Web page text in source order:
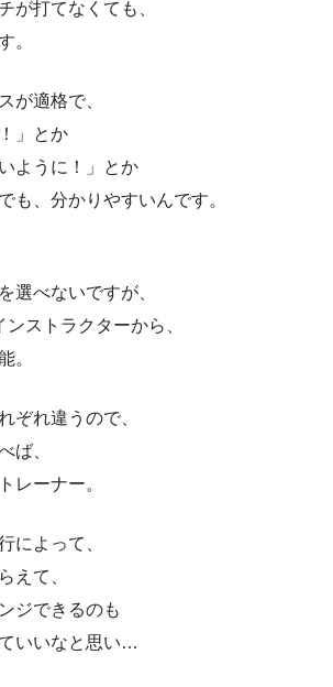
が打てなくても、
。
が適格で、
」とか
ように！」とか
も、分かりやすいんです。
選べないですが、
ストラクターから、
。
ぞれ違うので、
ば、
レーナー。
によって、
えて、
ジできるのも
いいなと思い…